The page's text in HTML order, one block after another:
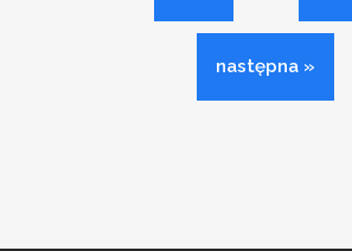
następna »